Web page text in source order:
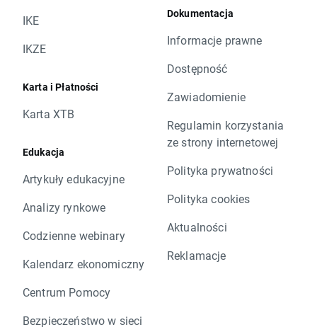
IKE
IKZE
Karta i Płatności
Karta XTB
Edukacja
Artykuły edukacyjne
Analizy rynkowe
Codzienne webinary
Kalendarz ekonomiczny
Centrum Pomocy
Bezpieczeństwo w sieci
Dokumentacja
Informacje prawne
Dostępność
Zawiadomienie
Regulamin korzystania
ze strony internetowej
Polityka prywatności
Polityka cookies
Aktualności
Reklamacje